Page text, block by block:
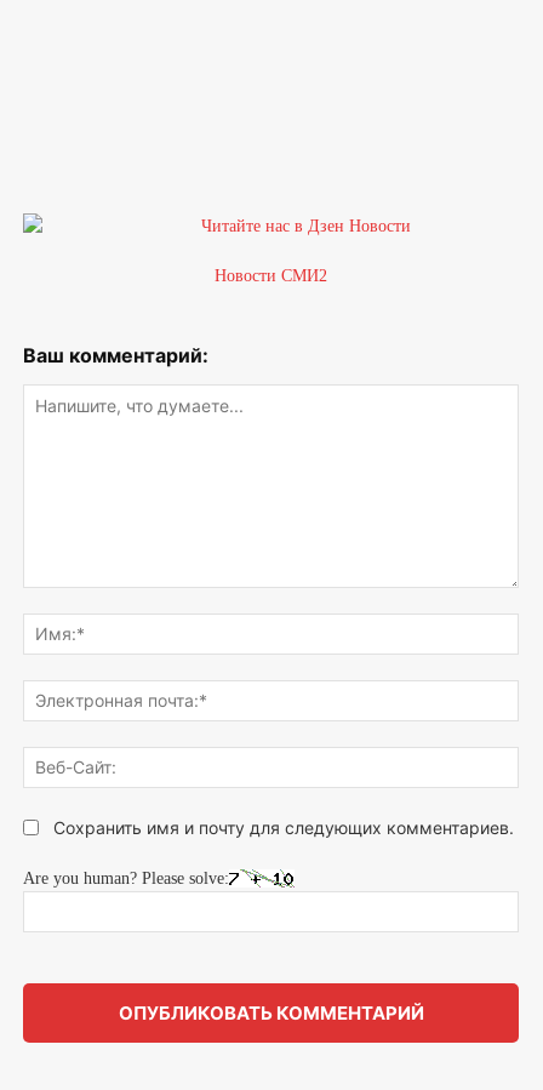
Новости СМИ2
Ваш комментарий:
что
думаете...
Сохранить имя и почту для следующих комментариев.
Are you human? Please solve: